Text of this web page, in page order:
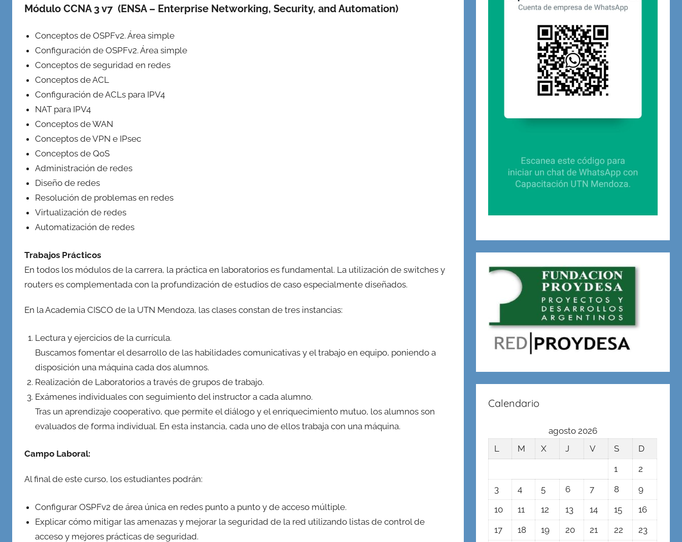
Módulo CCNA 3 v7 (ENSA – Enterprise Networking, Security, and Automation)
Conceptos de OSPFv2. Área simple
Configuración de OSPFv2. Área simple
Conceptos de seguridad en redes
Conceptos de ACL
Configuración de ACLs para IPV4
NAT para IPV4
Conceptos de WAN
Conceptos de VPN e IPsec
Conceptos de QoS
Administración de redes
Diseño de redes
Resolución de problemas en redes
Virtualización de redes
Automatización de redes
Trabajos Prácticos
En todos los módulos de la carrera, la práctica en laboratorios es fundamental. La utilización de switches y
routers es complementada con la profundización de estudios de caso especialmente diseñados.
En la Academia CISCO de la UTN Mendoza, las clases constan de tres instancias:
Lectura y ejercicios de la currícula.
Buscamos fomentar el desarrollo de las habilidades comunicativas y el trabajo en equipo, poniendo a
disposición una máquina cada dos alumnos.
Realización de Laboratorios a través de grupos de trabajo.
Exámenes individuales con seguimiento del instructor a cada alumno.
Tras un aprendizaje cooperativo, que permite el diálogo y el enriquecimiento mutuo, los alumnos son
evaluados de forma individual. En esta instancia, cada uno de ellos trabaja con una máquina.
Campo Laboral:
Al final de este curso, los estudiantes podrán:
Configurar OSPFv2 de área única en redes punto a punto y de acceso múltiple.
Explicar cómo mitigar las amenazas y mejorar la seguridad de la red utilizando listas de control de
acceso y mejores prácticas de seguridad.
Calendario
agosto 2026
L
M X J V S
D
1
2
3
4 5 6 7 8
9
10
11 12 13 14 15
16
17
18 19 20 21 22
23